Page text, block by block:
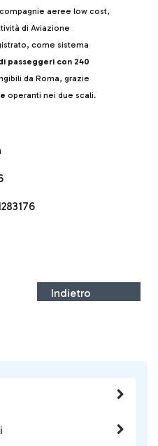
aeree low cost,
di Aviazione
come sistema
passeggeri con 240
da Roma, grazie
operanti nei due scali.
Indietro